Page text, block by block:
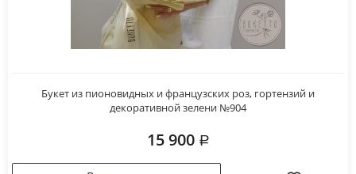
Букет из пионовидных и французских роз, гортензий и
декоративной зелени №904
15 900